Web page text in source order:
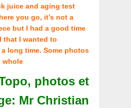
juice and aging test
you go, it’s not a
but I had a good time
that I wanted to
long time. Some photos
whole
photos et
Mr Christian